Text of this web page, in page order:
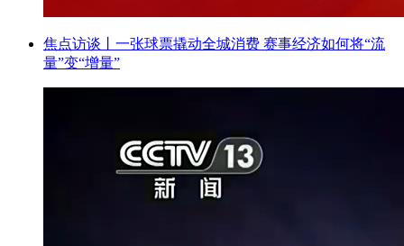
焦点访谈丨一张球票撬动全城消费 赛事经济如何将“流
量”变“增量”